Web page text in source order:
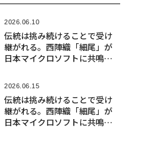
2026.06.10
伝統は挑み続けることで受け
継がれる。西陣織「細尾」が
日本マイクロソフトに共鳴す
2026.06.15
伝統は挑み続けることで受け
継がれる。西陣織「細尾」が
日本マイクロソフトに共鳴す